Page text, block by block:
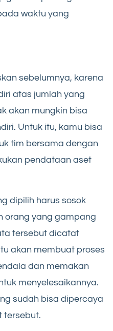
waktu yang
sebelumnya, karena
atas jumlah yang
akan mungkin bisa
Untuk itu, kamu bisa
tim bersama dengan
pendataan aset
dipilih harus sosok
orang yang gampang
tersebut dicatat
akan membuat proses
dan memakan
menyelesaikannya.
sudah bisa dipercaya
tersebut.